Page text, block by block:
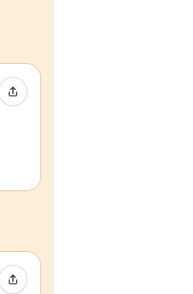
イベントをシェア
イベントをシェア